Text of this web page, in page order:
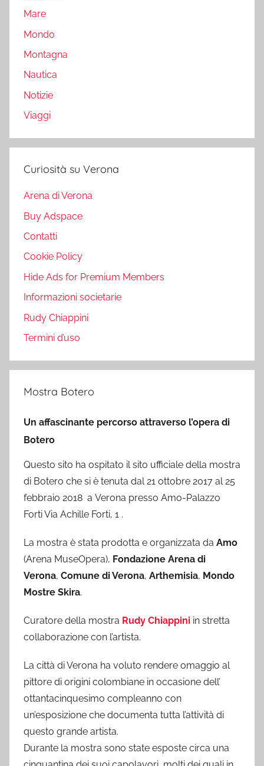
Mare
Mondo
Montagna
Nautica
Notizie
Viaggi
Curiosità su Verona
Arena di Verona
Buy Adspace
Contatti
Cookie Policy
Hide Ads for Premium Members
Informazioni societarie
Rudy Chiappini
Termini d’uso
Mostra Botero
Un affascinante percorso attraverso l’opera di
Botero
Questo sito ha ospitato il sito ufficiale della mostra
di Botero che si è tenuta dal 21 ottobre 2017 al 25
febbraio 2018 a Verona presso Amo-Palazzo
Forti Via Achille Forti, 1 .
La mostra è stata prodotta e organizzata da Amo
(Arena MuseOpera), Fondazione Arena di
Verona, Comune di Verona, Arthemisia, Mondo
Mostre Skira.
Curatore della mostra Rudy Chiappini in stretta
collaborazione con l’artista.
La città di Verona ha voluto rendere omaggio al
pittore di origini colombiane in occasione dell’
ottantacinquesimo compleanno con
un’esposizione che documenta tutta l’attività di
questo grande artista.
Durante la mostra sono state esposte circa una